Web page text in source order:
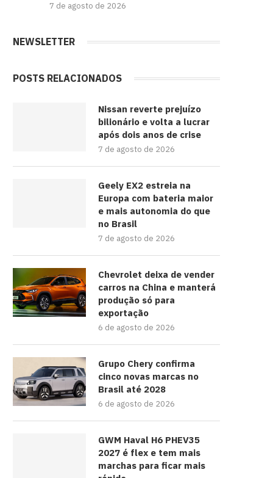
7 de agosto de 2026
NEWSLETTER
POSTS RELACIONADOS
Nissan reverte prejuízo
bilionário e volta a lucrar
após dois anos de crise
7 de agosto de 2026
Geely EX2 estreia na
Europa com bateria maior
e mais autonomia do que
no Brasil
7 de agosto de 2026
Chevrolet deixa de vender
carros na China e manterá
produção só para
exportação
6 de agosto de 2026
Grupo Chery confirma
cinco novas marcas no
Brasil até 2028
6 de agosto de 2026
GWM Haval H6 PHEV35
2027 é flex e tem mais
marchas para ficar mais